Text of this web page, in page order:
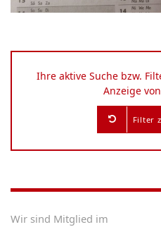
Ihre aktive Suche bzw.
Anzeige
Filter
Wir sind Mitglied im